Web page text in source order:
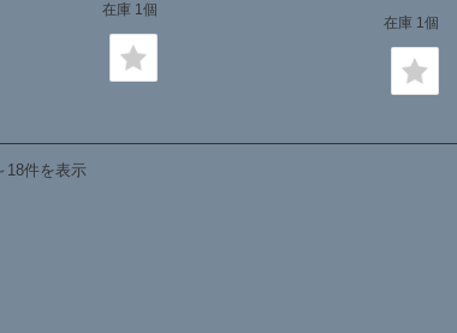
在庫 1個
在庫 1個
18件を表示